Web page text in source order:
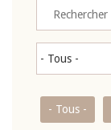
- Tous -